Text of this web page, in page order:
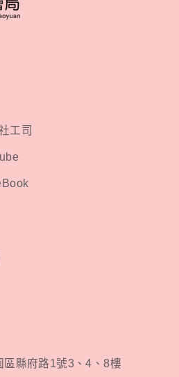
工司
縣府路1號3、4、8樓